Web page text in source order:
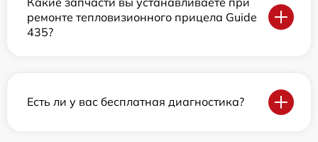
ремонте тепловизионного прицела Guide
435?
Есть ли у вас бесплатная диагностика?